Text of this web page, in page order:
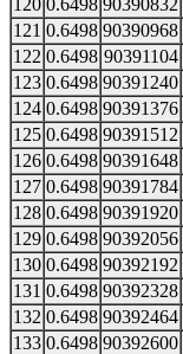
120 0.6498 90390832
121 0.6498 90390968
122 0.6498 90391104
123 0.6498 90391240
124 0.6498 90391376
125 0.6498 90391512
126 0.6498 90391648
127 0.6498 90391784
128 0.6498 90391920
129 0.6498 90392056
130 0.6498 90392192
131 0.6498 90392328
132 0.6498 90392464
133 0.6498 90392600